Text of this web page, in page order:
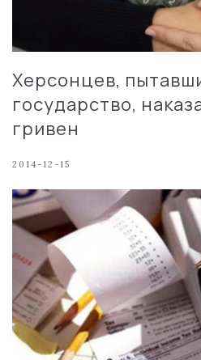
Херсонцев,
государство,
гривен
2014-12-15